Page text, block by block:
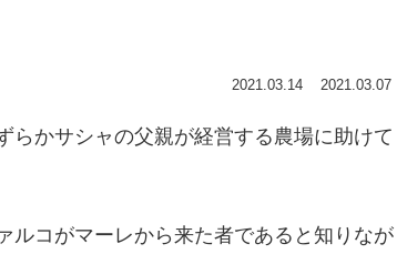
2021.03.14 2021.03.07
らかサシャの父親が経営する農場に助けて
ルコがマーレから来た者であると知りなが